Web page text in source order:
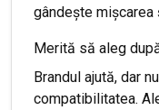
gândește mișcarea
Merită să aleg
Brandul ajută, dar
compatibilitatea.